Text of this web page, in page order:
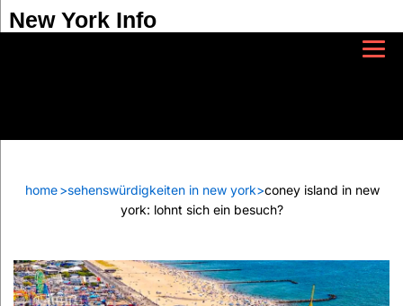
New York Info
home>sehenswürdigkeiten in new york>coney island in new
york: lohnt sich ein besuch?